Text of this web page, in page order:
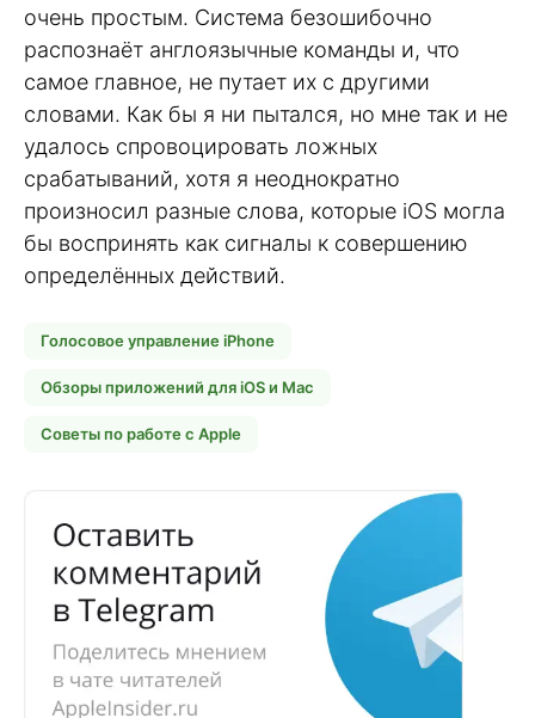
очень простым. Система безошибочно
распознаёт англоязычные команды и, что
самое главное, не путает их с другими
словами. Как бы я ни пытался, но мне так и не
удалось спровоцировать ложных
срабатываний, хотя я неоднократно
произносил разные слова, которые iOS могла
бы воспринять как сигналы к совершению
определённых действий.
Голосовое управление iPhone
Обзоры приложений для iOS и Mac
Советы по работе с Apple